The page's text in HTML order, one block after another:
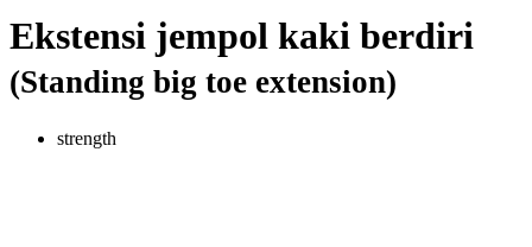
Ekstensi jempol kaki berdiri
(Standing big toe extension)
strength